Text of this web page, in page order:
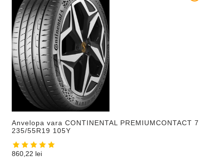
Anvelopa vara CONTINENTAL PREMIUMCONTACT 7
235/55R19 105Y
860,22 lei